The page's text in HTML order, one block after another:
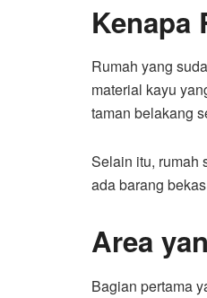
Kenapa
Rumah yang
material kayu
taman belakang
Selain itu, rumah
ada barang
Area
Bagian pertama